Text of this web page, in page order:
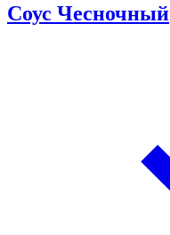
Соус Чесночный